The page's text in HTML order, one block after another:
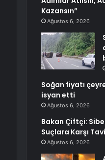
Kazansın”
Ağustos 6, 2026
Soğan fiyatı
isyan etti
Ağustos 6, 2026
Bakan Çiftçi:
Suçlara Karşı
Ağustos 6, 2026